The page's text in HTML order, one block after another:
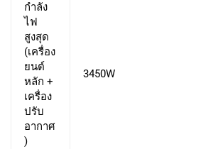
กำลัง
ไฟ
สูงสุด
(เครื่อง
ยนต์
หลัก +
เครื่อง
ปรับ
อากาศ
)
3450W